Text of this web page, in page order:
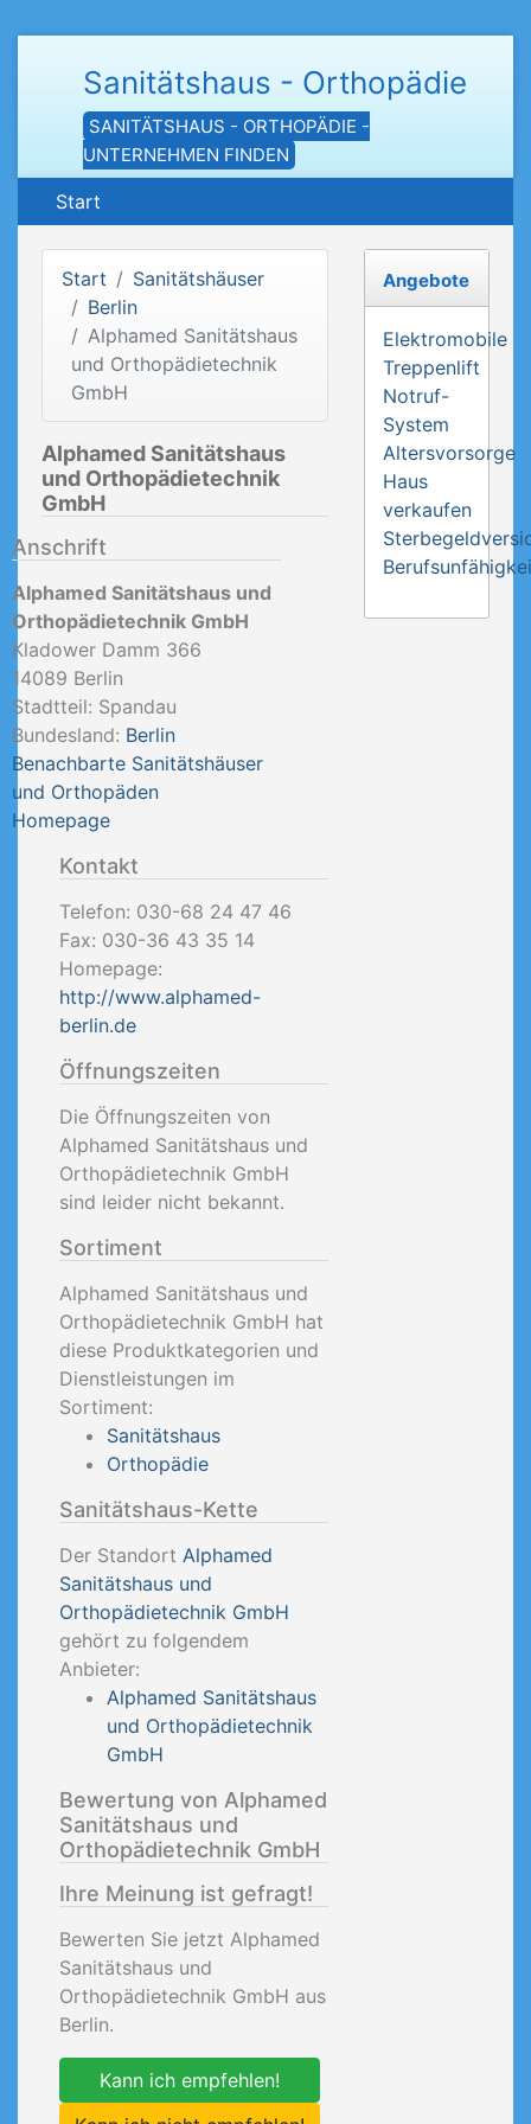
Sanitätshaus - Orthopädie
SANITÄTSHAUS - ORTHOPÄDIE -
UNTERNEHMEN FINDEN
Start
Start
Sanitätshäuser
Berlin
Alphamed Sanitätshaus
und Orthopädietechnik
GmbH
Alphamed Sanitätshaus
und Orthopädietechnik
GmbH
Anschrift
Alphamed Sanitätshaus und
Orthopädietechnik GmbH
Kladower Damm 366
14089 Berlin
Stadtteil: Spandau
Bundesland: Berlin
Benachbarte Sanitätshäuser
und Orthopäden
Homepage
Kontakt
Telefon: 030-68 24 47 46
Fax: 030-36 43 35 14
Homepage:
http://www.alphamed-
berlin.de
Öffnungszeiten
Die Öffnungszeiten von
Alphamed Sanitätshaus und
Orthopädietechnik GmbH
sind leider nicht bekannt.
Sortiment
Alphamed Sanitätshaus und
Orthopädietechnik GmbH hat
diese Produktkategorien und
Dienstleistungen im
Sortiment:
Sanitätshaus
Orthopädie
Sanitätshaus-Kette
Der Standort Alphamed
Sanitätshaus und
Orthopädietechnik GmbH
gehört zu folgendem
Anbieter:
Alphamed Sanitätshaus
und Orthopädietechnik
GmbH
Bewertung von Alphamed
Sanitätshaus und
Orthopädietechnik GmbH
Ihre Meinung ist gefragt!
Bewerten Sie jetzt Alphamed
Sanitätshaus und
Orthopädietechnik GmbH aus
Berlin.
Kann ich empfehlen!
Angebote
Elektromobile
Treppenlift
Notruf-
System
Altersvorsorge
Haus
verkaufen